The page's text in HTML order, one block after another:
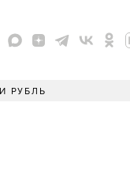
РУБЛЬ